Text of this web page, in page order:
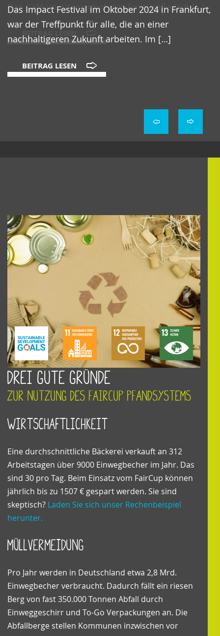
Das Impact Festival im Oktober 2024 in Frankfurt,
war der Treffpunkt für alle, die an einer
nachhaltigeren Zukunft arbeiten. Im […]
BEITRAG LESEN
< >
Drei gute Gründe
zur Nutzung des FairCup Pfandsystems
Wirtschaftlichkeit
Eine durchschnittliche Bäckerei verkauft an 312
Arbeitstagen über 9000 Einwegbecher im Jahr. Das
sind 30 pro Tag. Beim Einsatz vom FairCup können
jährlich bis zu 1507 € gespart werden. Sie sind
skeptisch? Laden Sie sich unser Rechenbeispiel
herunter.
Müllvermeidung
Pro Jahr werden in Deutschland etwa 2,8 Mrd.
Einwegbecher verbraucht. Dadurch fällt ein riesen
Berg von fast 350.000 Tonnen Abfall durch
Einweggeschirr und To-Go Verpackungen an. Die
Abfallberge stellen Kommunen inzwischen vor